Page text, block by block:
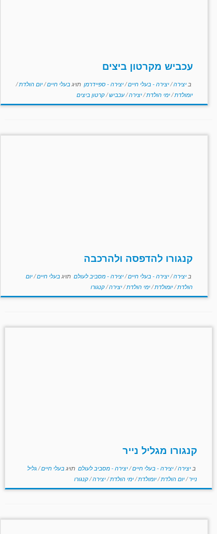
עכביש מקרטון ביצים
ב יצירה/יצירה - בעלי חיים/יצירה - ספיידרמן תויגבעלי חיים/יום הולדת/
יומולדת/ימי הולדת/יצירה/עכביש/קרטון ביצים
קנגורו להדפסה ולהרכבה
ב יצירה/יצירה - בעלי חיים/יצירה - מסביב לעולם תויגבעלי חיים/יום
הולדת/יומולדת/ימי הולדת/יצירה/קנגורו
קנגורו מגליל נייר
ב יצירה/יצירה - בעלי חיים/יצירה - מסביב לעולם תויגבעלי חיים/גליל
נייר/יום הולדת/יומולדת/ימי הולדת/יצירה/קנגורו